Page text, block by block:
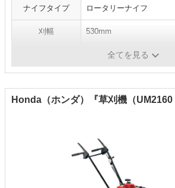
ナイフタイプ ロータリーナイフ
刈幅 530mm
15～77mm全てを見る
Honda（ホンダ）『草刈機（UM2160